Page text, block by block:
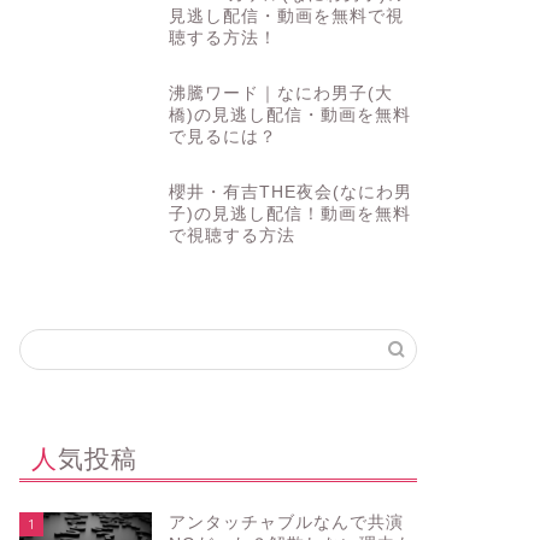
見逃し配信・動画を無料で視
聴する方法！
沸騰ワード｜なにわ男子(大
橋)の見逃し配信・動画を無料
で見るには？
櫻井・有吉THE夜会(なにわ男
子)の見逃し配信！動画を無料
で視聴する方法
人気投稿
1
アンタッチャブルなんで共演